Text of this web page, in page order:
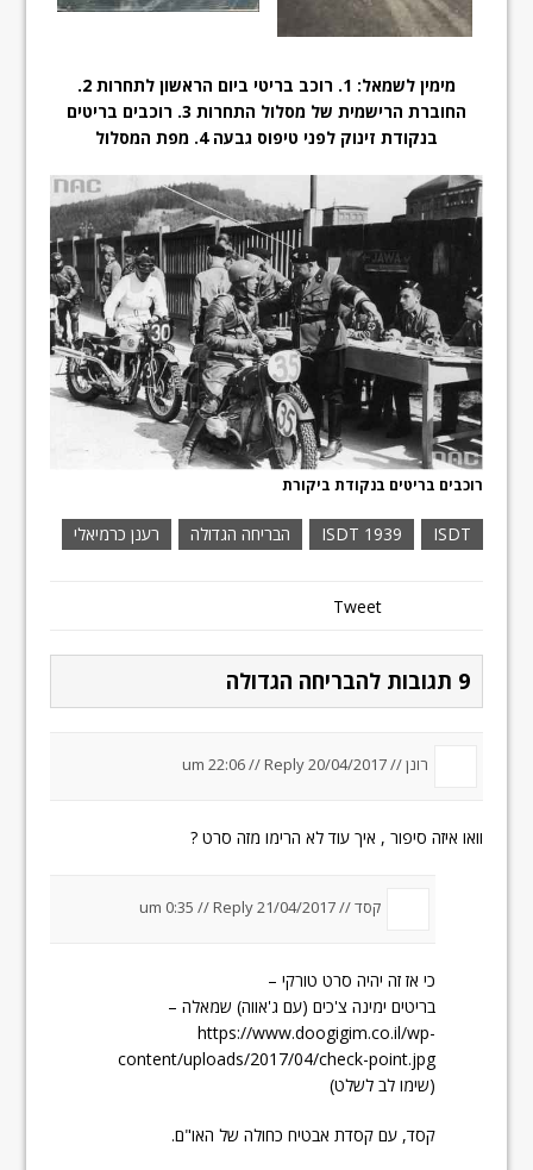
מימין לשמאל: 1. רוכב בריטי ביום הראשון לתחרות 2.
החוברת הרישמית של מסלול התחרות 3. רוכבים בריטים
בנקודת זינוק לפני טיפוס גבעה 4. מפת המסלול
רוכבים בריטים בנקודת ביקורת
ISDT
ISDT 1939 הבריחה הגדולה רענן כרמיאלי
Tweet
9 תגובות להבריחה הגדולה
רונן //20/04/2017 um 22:06
//Reply
וואו איזה סיפור , איך עוד לא הרימו מזה סרט ?
קסד //21/04/2017 um 0:35
//Reply
כי אז זה יהיה סרט טורקי –
בריטים ימינה צ'כים (עם ג'אווה) שמאלה –
https://www.doogigim.co.il/wp-
content/uploads/2017/04/check-point.jpg
(שימו לב לשלט)
קסד, עם קסדת אבטיח כחולה של האו"ם.